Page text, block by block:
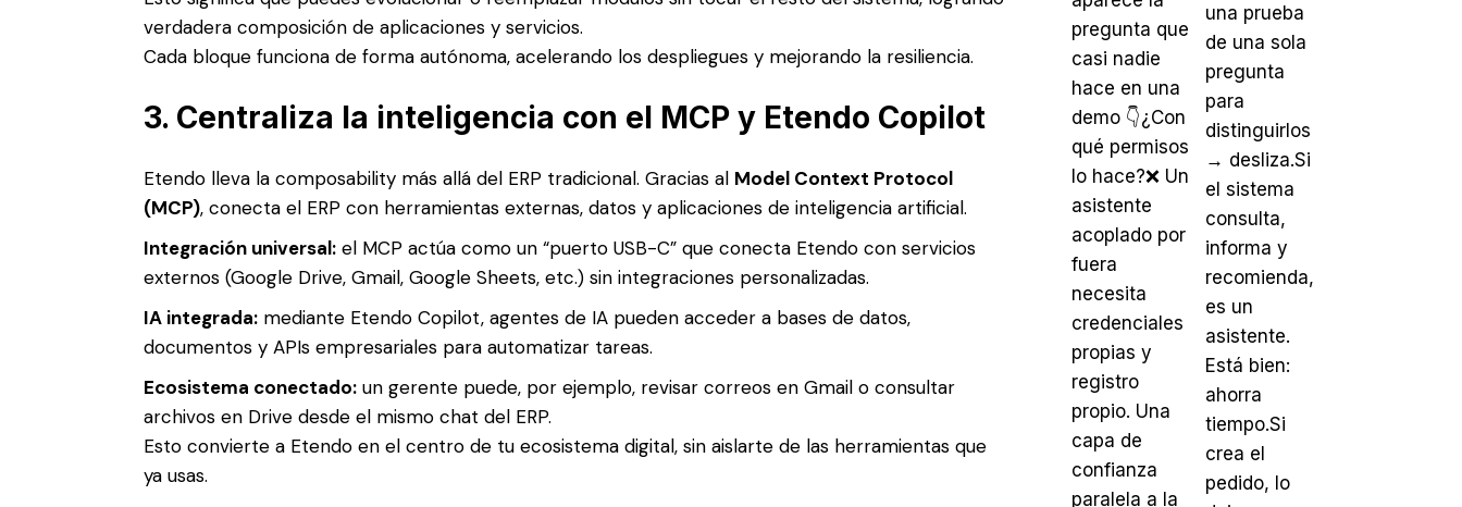
verdadera composición de aplicaciones y servicios.
Cada bloque funciona de forma autónoma, acelerando los despliegues y mejorando la resiliencia.
3. Centraliza la inteligencia con el MCP y Etendo Copilot
Etendo lleva la composability más allá del ERP tradicional. Gracias al Model Context Protocol
(MCP), conecta el ERP con herramientas externas, datos y aplicaciones de inteligencia artificial.
Integración universal: el MCP actúa como un “puerto USB-C” que conecta Etendo con servicios
externos (Google Drive, Gmail, Google Sheets, etc.) sin integraciones personalizadas.
IA integrada: mediante Etendo Copilot, agentes de IA pueden acceder a bases de datos,
documentos y APIs empresariales para automatizar tareas.
Ecosistema conectado: un gerente puede, por ejemplo, revisar correos en Gmail o consultar
archivos en Drive desde el mismo chat del ERP.
Esto convierte a Etendo en el centro de tu ecosistema digital, sin aislarte de las herramientas que
ya usas.